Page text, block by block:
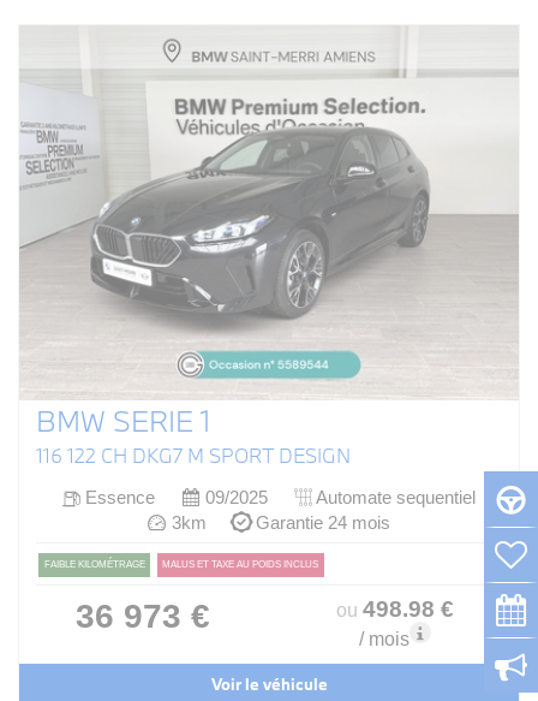
BMW SERIE 1
116 122 CH DKG7 M SPORT DESIGN
Essence 09/2025
Automate sequentiel
3km
Garantie 24 mois
FAIBLE KILOMÉTRAGE MALUS ET TAXE AU POIDS INCLUS
36 973 € ou 498.98 €
/ mois
Voir le véhicule